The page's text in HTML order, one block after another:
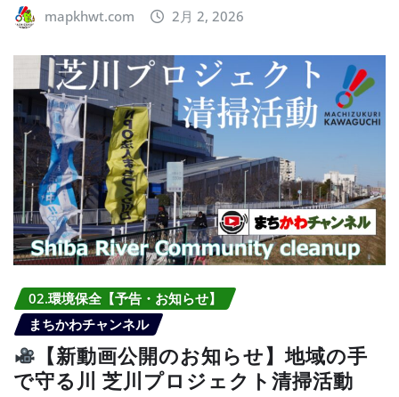
mapkhwt.com 2月 2, 2026
02.環境保全【予告・お知らせ】
まちかわチャンネル
【新動画公開のお知らせ】地域の手
で守る川 芝川プロジェクト清掃活動